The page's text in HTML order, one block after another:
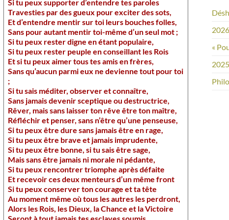
Si tu peux supporter d’entendre tes paroles
Travesties par des gueux pour exciter des sots,
Et d’entendre mentir sur toi leurs bouches folles,
Sans pour autant mentir toi-même d’un seul mot ;
Si tu peux rester digne en étant populaire,
Si tu peux rester peuple en conseillant les Rois
Et si tu peux aimer tous tes amis en frères,
Sans qu’aucun parmi eux ne devienne tout pour toi
;
Si tu sais méditer, observer et connaître,
Sans jamais devenir sceptique ou destructrice,
Rêver, mais sans laisser ton rêve être ton maître,
Réfléchir et penser, sans n’être qu’une penseuse,
Si tu peux être dure sans jamais être en rage,
Si tu peux être brave et jamais imprudente,
Si tu peux être bonne, si tu sais être sage,
Mais sans être jamais ni morale ni pédante,
Si tu peux rencontrer triomphe après défaite
Et recevoir ces deux menteurs d’un même front
Si tu peux conserver ton courage et ta tête
Au moment même où tous les autres les perdront,
Alors les Rois, les Dieux, la Chance et la Victoire
«